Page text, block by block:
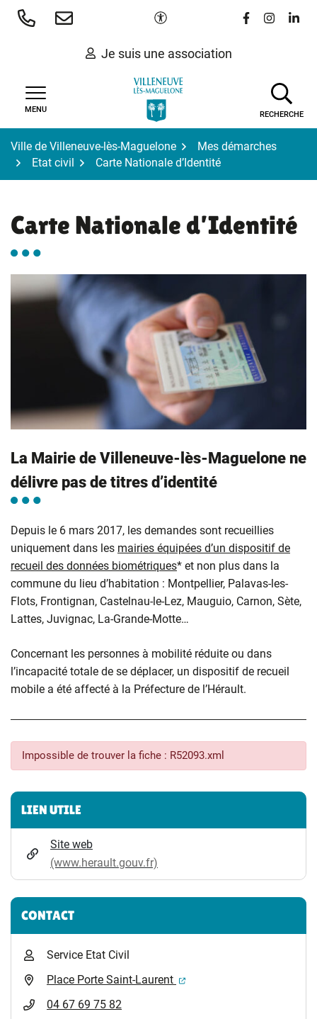
Aller
Paramètres d'accessibilité
Lien vers le
Lien vers
Lien
Je suis une association
MENU
RECHERCHE
Ville de Villeneuve-lès-Maguelone
Mes démarches
Etat civil
Carte Nationale d’Identité
Carte Nationale d’Identité
La Mairie de Villeneuve-lès-Maguelone ne
délivre pas de titres d’identité
Depuis le 6 mars 2017, les demandes sont recueillies
uniquement dans les mairies équipées d’un dispositif de
recueil des données biométriques* et non plus dans la
commune du lieu d’habitation : Montpellier, Palavas-les-
Flots, Frontignan, Castelnau-le-Lez, Mauguio, Carnon, Sète,
Lattes, Juvignac, La-Grande-Motte…
Concernant les personnes à mobilité réduite ou dans
l’incapacité totale de se déplacer, un dispositif de recueil
mobile a été affecté à la Préfecture de l’Hérault.
Impossible de trouver la fiche : R52093.xml
Informations complémentaires
LIEN UTILE
Site web
(www.herault.gouv.fr)
CONTACT
Service Etat Civil
Place Porte Saint-Laurent
(ouverture dans un
04 67 69 75 82